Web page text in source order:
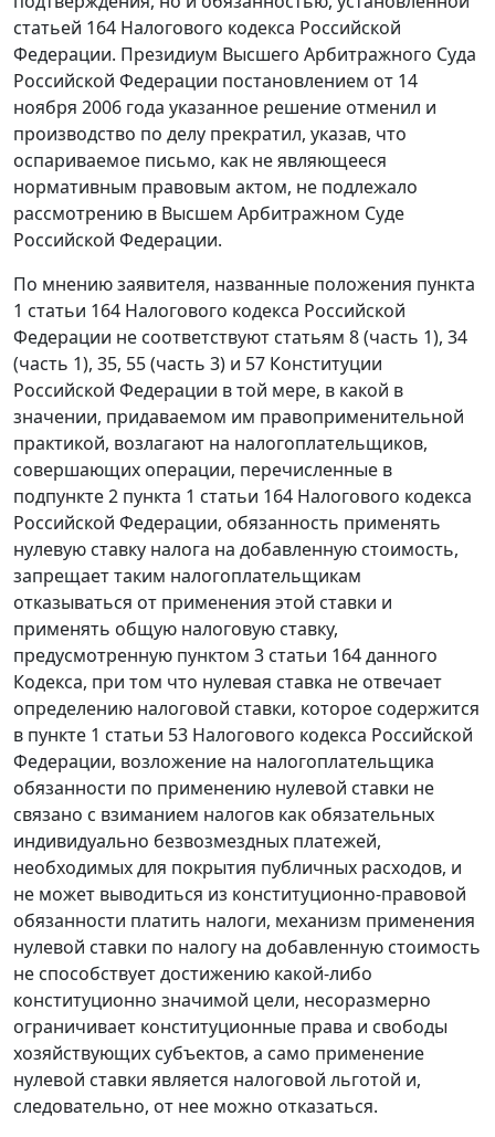
статьей 164 Налогового кодекса Российской
Федерации. Президиум Высшего Арбитражного Суда
Российской Федерации постановлением от 14
ноября 2006 года указанное решение отменил и
производство по делу прекратил, указав, что
оспариваемое письмо, как не являющееся
нормативным правовым актом, не подлежало
рассмотрению в Высшем Арбитражном Суде
Российской Федерации.
По мнению заявителя, названные положения пункта
1 статьи 164 Налогового кодекса Российской
Федерации не соответствуют статьям 8 (часть 1), 34
(часть 1), 35, 55 (часть 3) и 57 Конституции
Российской Федерации в той мере, в какой в
значении, придаваемом им правоприменительной
практикой, возлагают на налогоплательщиков,
совершающих операции, перечисленные в
подпункте 2 пункта 1 статьи 164 Налогового кодекса
Российской Федерации, обязанность применять
нулевую ставку налога на добавленную стоимость,
запрещает таким налогоплательщикам
отказываться от применения этой ставки и
применять общую налоговую ставку,
предусмотренную пунктом 3 статьи 164 данного
Кодекса, при том что нулевая ставка не отвечает
определению налоговой ставки, которое содержится
в пункте 1 статьи 53 Налогового кодекса Российской
Федерации, возложение на налогоплательщика
обязанности по применению нулевой ставки не
связано с взиманием налогов как обязательных
индивидуально безвозмездных платежей,
необходимых для покрытия публичных расходов, и
не может выводиться из конституционно-правовой
обязанности платить налоги, механизм применения
нулевой ставки по налогу на добавленную стоимость
не способствует достижению какой-либо
конституционно значимой цели, несоразмерно
ограничивает конституционные права и свободы
хозяйствующих субъектов, а само применение
нулевой ставки является налоговой льготой и,
следовательно, от нее можно отказаться.